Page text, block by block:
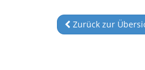
Zurück zur